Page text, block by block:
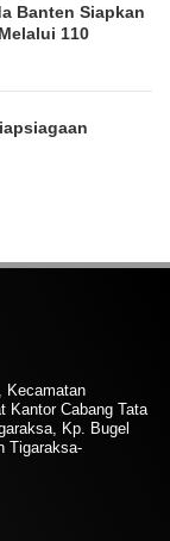
Banten Siapkan
110
Kecamatan
Kantor Cabang Tata
Kp. Bugel
Tigaraksa-